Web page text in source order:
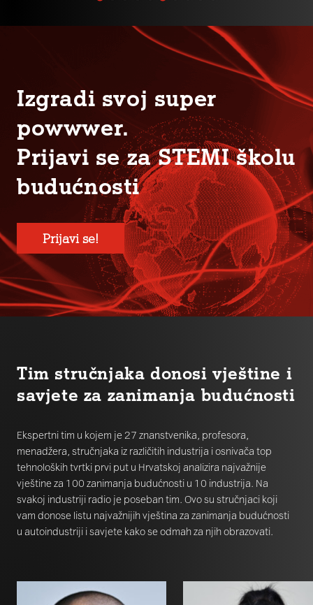
Izgradi svoj super
powwwer.
Prijavi se za STEMI školu
budućnosti
Prijavi se!
Tim stručnjaka donosi vještine i
savjete za zanimanja budućnosti
Ekspertni tim u kojem je 27 znanstvenika, profesora,
menadžera, stručnjaka iz različitih industrija i osnivača top
tehnoloških tvrtki prvi put u Hrvatskoj analizira najvažnije
vještine za 100 zanimanja budućnosti u 10 industrija. Na
svakoj industriji radio je poseban tim. Ovo su stručnjaci koji
vam donose listu najvažnijih vještina za zanimanja budućnosti
u autoindustriji i savjete kako se odmah za njih obrazovati.